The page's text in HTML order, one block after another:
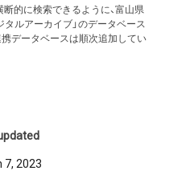
的に検索できるように、富山県
ルアーカイブ」のデータベース
携データベースは順次追加してい
7, 2023